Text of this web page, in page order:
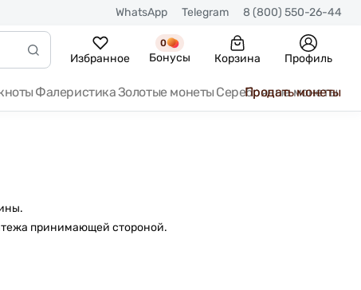
WhatsApp Telegram 8 (800) 550-26-44
Избранное
0
Бонусы Корзина Профиль
ФалеристикаЗолотые монеты Серебряные монеты
Продать монеты
принимающей стороной.